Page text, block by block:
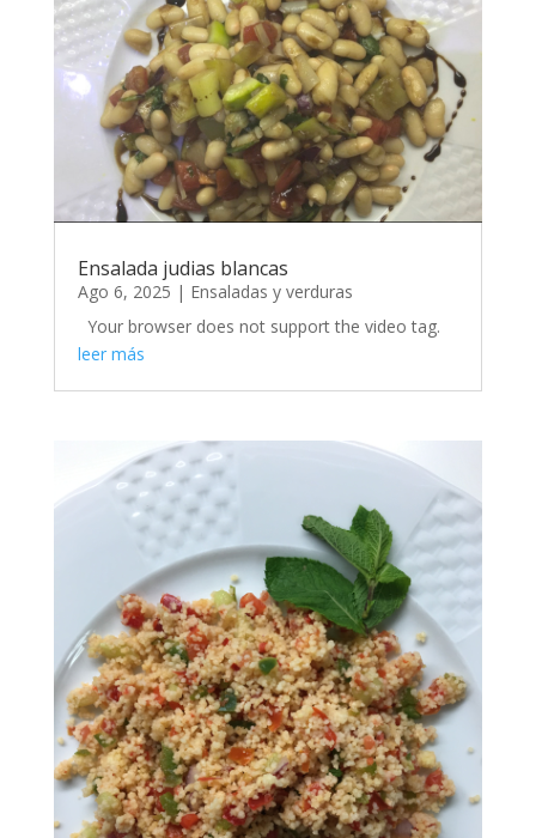
Ensalada judias blancas
Ago 6, 2025 | Ensaladas y verduras
Your browser does not support the video tag.
leer más